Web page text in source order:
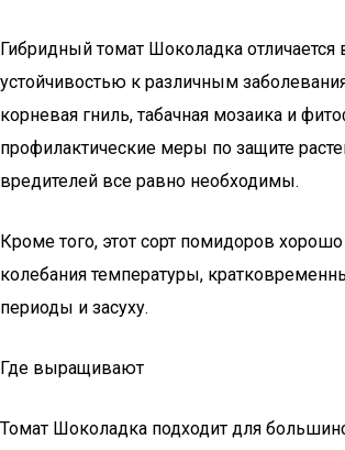
Гибридный томат Шоколадка отличается
устойчивостью к различным
корневая гниль, табачная мозаика и
профилактические меры по защите
вредителей все равно необходимы.
Кроме того, этот сорт помидоров
колебания температуры,
периоды и засуху.
Где выращивают
Томат Шоколадка подходит для